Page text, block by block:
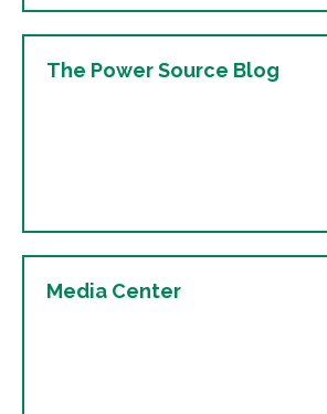
The Power Source Blog
Media Center